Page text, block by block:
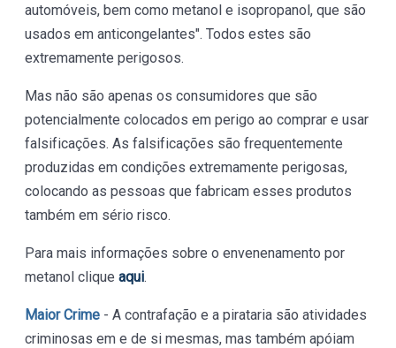
automóveis, bem como metanol e isopropanol, que são
usados em anticongelantes". Todos estes são
extremamente perigosos.
Mas não são apenas os consumidores que são
potencialmente colocados em perigo ao comprar e usar
falsificações. As falsificações são frequentemente
produzidas em condições extremamente perigosas,
colocando as pessoas que fabricam esses produtos
também em sério risco.
Para mais informações sobre o envenenamento por
metanol cliqueaqui.
Maior Crime - A contrafação e a pirataria são atividades
criminosas em e de si mesmas, mas também apóiam